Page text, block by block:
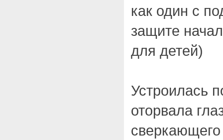
как один с
защите
для детей)
Устроилась
оторвала